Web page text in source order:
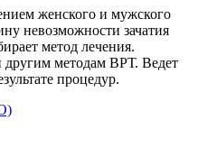
женского и мужского
невозможности зачатия
метод лечения.
методам ВРТ. Ведет
процедур.